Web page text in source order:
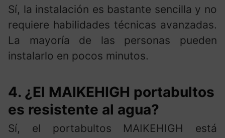
Sí, la instalación es bastante sencilla y no
requiere habilidades técnicas avanzadas.
La mayoría de las personas pueden
instalarlo en pocos minutos.
4. ¿El MAIKEHIGH portabultos
es resistente al agua?
Sí, el portabultos MAIKEHIGH está